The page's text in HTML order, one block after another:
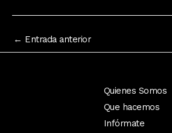
← Entrada anterior
Quienes Somos
Que hacemos
Infórmate